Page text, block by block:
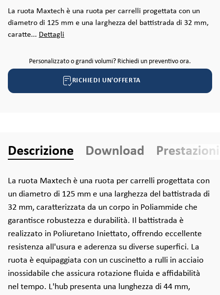
La ruota Maxtech è una ruota per carrelli progettata con un
diametro di 125 mm e una larghezza del battistrada di 32 mm,
caratte... Dettagli
Personalizzato o grandi volumi? Richiedi un preventivo ora.
RICHIEDI UN'OFFERTA
Descrizione Download Prestazioni
La ruota Maxtech è una ruota per carrelli progettata con
un diametro di 125 mm e una larghezza del battistrada di
32 mm, caratterizzata da un corpo in Poliammide che
garantisce robustezza e durabilità. Il battistrada è
realizzato in Poliuretano Iniettato, offrendo eccellente
resistenza all'usura e aderenza su diverse superfici. La
ruota è equipaggiata con un cuscinetto a rulli in acciaio
inossidabile che assicura rotazione fluida e affidabilità
nel tempo. L'hub presenta una lunghezza di 44 mm,